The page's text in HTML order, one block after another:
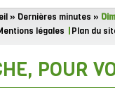
» Dernières minutes »
légales
Plan du
POUR